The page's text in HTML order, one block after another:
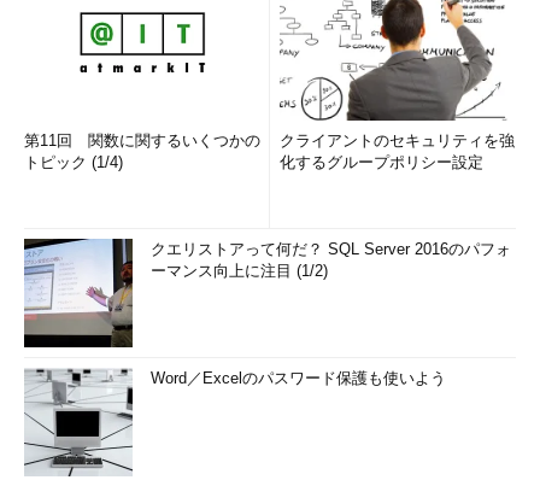
第11回 関数に関するいくつかの
トピック (1/4)
クライアントのセキュリティを強
化するグループポリシー設定
クエリストアって何だ？ SQL Server 2016のパフォ
ーマンス向上に注目 (1/2)
Word／Excelのパスワード保護も使いよう